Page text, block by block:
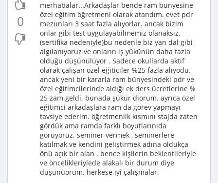
0
merhabalar...Arkadaşlar bende ram bünyesine
özel eğitim öğretmeni olarak atandım. evet pdr
mezunları 3 saat fazla alıyorlar. ancak bizim
onlar gibi test uygulayabilmemiz olanaksız.
(sertifika nedeniyle)bu nedenle biz yan dal gibi
algılanıyoruz ve onların iş yükünün daha fazla
olduğu düşünülüyor . Sadece okullarda aktif
olarak çalışan özel eğiticiler %25 fazla alıyodu.
ancak yeni bir kararla ram bünyesindeki pdr ve
özel eğitimcilerinde aldığı ek ders ücretlerine %
25 zam geldi. bunada şükür diorum. ayrıca özel
eğitimci arkadaşlara ram da görev yapmayı
tavsiye ederim. öğretmenlik kısmını stajda zaten
gördük ama ramda farklı boyutlarınıda
görüyoruz. seminer vermek , seminerlere
katılmak ve kendini geliştirmek adına oldukça
önü açık bir alan . bence kişilerin beklentileriyle
ve öncelikleriylede alakalı bir durum diye
düşünüorum. herkese iyi çalışmalar.